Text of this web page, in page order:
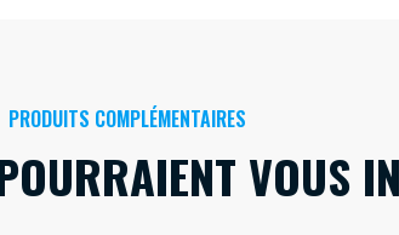
PRODUITS COMPLÉMENTAIRES
VOUS